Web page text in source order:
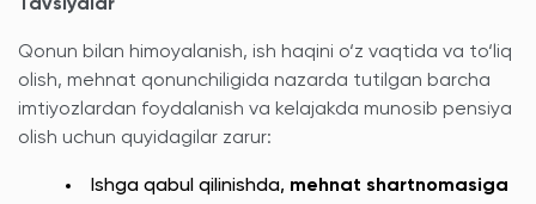
Tavsiyalar
Qonun bilan himoyalanish, ish haqini o‘z vaqtida va to‘liq
olish, mehnat qonunchiligida nazarda tutilgan barcha
imtiyozlardan foydalanish va kelajakda munosib pensiya
olish uchun quyidagilar zarur:
Ishga qabul qilinishda, mehnat shartnomasiga